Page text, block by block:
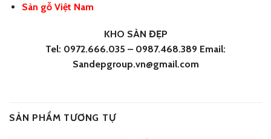
Sàn gỗ Việt Nam
KHO SÀN ĐẸP
Tel: 0972.666.035 – 0987.468.389 Email:
Sandepgroup.vn@gmail.com
SẢN PHẨM TƯƠNG TỰ